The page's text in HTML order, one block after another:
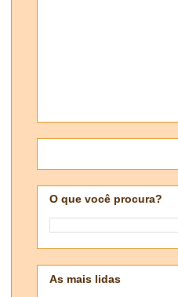
O que você procura?
As mais lidas